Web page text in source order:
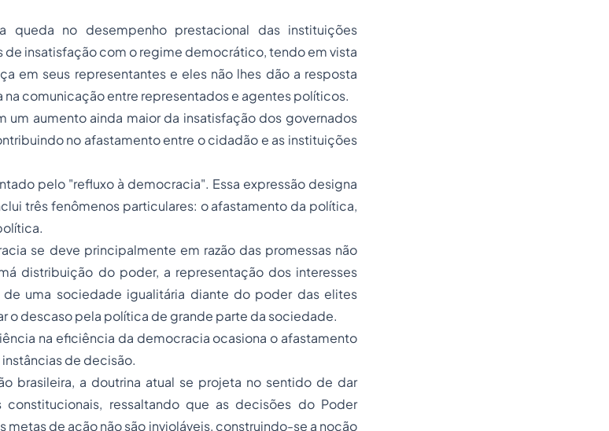
queda no desempenho prestacional das instituições
de insatisfação com o regime democrático, tendo em vista
em seus representantes e eles não lhes dão a resposta
na comunicação entre representados e agentes políticos.
um aumento ainda maior da insatisfação dos governados
no afastamento entre o cidadão e as instituições
pelo "refluxo à democracia". Essa expressão designa
três fenômenos particulares: o afastamento da política,
se deve principalmente em razão das promessas não
distribuição do poder, a representação dos interesses
de uma sociedade igualitária diante do poder das elites
o descaso pela política de grande parte da sociedade.
na eficiência da democracia ocasiona o afastamento
de decisão.
brasileira, a doutrina atual se projeta no sentido de dar
ressaltando que as decisões do Poder
metas de ação não são invioláveis, construindo-se a noção